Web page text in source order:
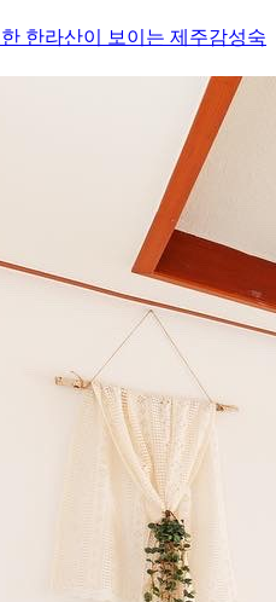
한라산이 보이는 제주감성숙